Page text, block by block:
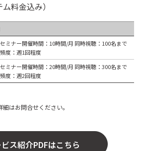
料金込み）
ミナー開催時間：10時間/月 同時視聴：100名まで
度：週1回程度
ミナー開催時間：20時間/月 同時視聴：300名まで
度：週2回程度
はお問合せください。
ス紹介PDFはこちら